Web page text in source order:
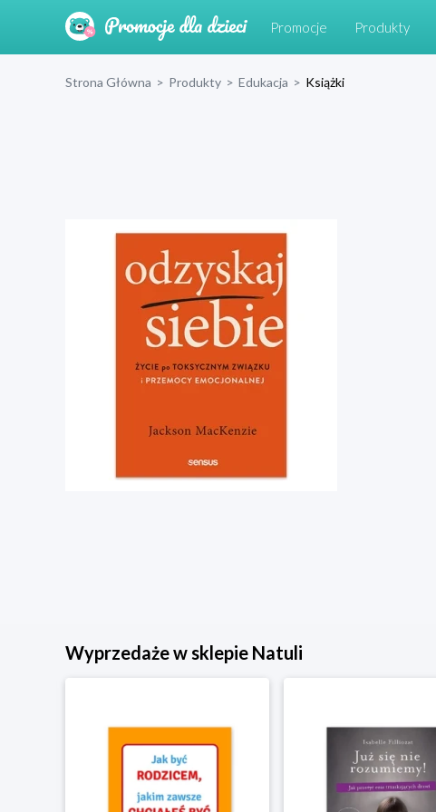
Promocje Produkty
Strona Główna > Produkty > Edukacja > Książki
Wyprzedaże w sklepie Natuli